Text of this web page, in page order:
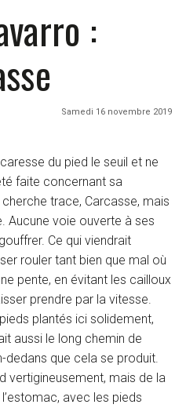
:
Samedi 16 novembre 2019
du pied le seuil et ne
faite concernant sa
trace, Carcasse, mais
Aucune voie ouverte à ses
Ce qui viendrait
rouler tant bien que mal où
pente, en évitant les cailloux
prendre par la vitesse.
plantés ici solidement,
aussi le long chemin de
dedans que cela se produit.
vertigineusement, mais de la
avec les pieds